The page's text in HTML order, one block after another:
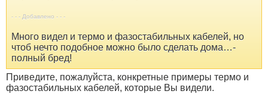
- - - Добавлено - - -
Много видел и термо и фазостабильных кабелей, но
чтоб нечто подобное можно было сделать дома…-
полный бред!
Приведите, пожалуйста, конкретные примеры термо и
фазостабильных кабелей, которые Вы видели.